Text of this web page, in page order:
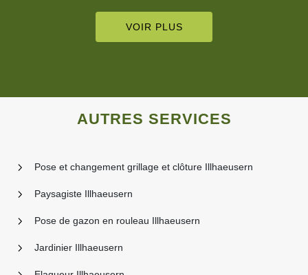
VOIR PLUS
AUTRES SERVICES
Pose et changement grillage et clôture Illhaeusern
Paysagiste Illhaeusern
Pose de gazon en rouleau Illhaeusern
Jardinier Illhaeusern